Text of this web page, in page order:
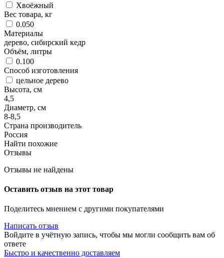
Хвоёжный
Вес товара, кг
0.050
Материалы
дерево, сибирский кедр
Объём, литры
0.100
Способ изготовления
цельное дерево
Высота, см
4,5
Диаметр, см
8-8,5
Страна производитель
Россия
Найти похожие
Отзывы
Отзывы не найдены
Оставить отзыв на этот товар
Поделитесь мнением с другими покупателями
Написать отзыв
Войдите в учётную запись, чтобы мы могли сообщить вам об
ответе
Быстро и качественно доставляем